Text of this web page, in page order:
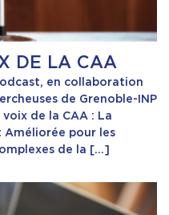
DE LA CAA
en collaboration
de Grenoble-INP
voix de la CAA : La
pour les
de la […]